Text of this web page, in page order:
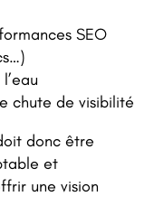
SEO
chute de visibilité
donc être
et
une vision